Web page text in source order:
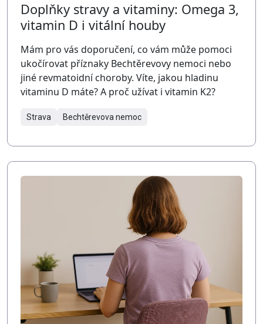
Doplňky stravy a vitaminy: Omega 3,
vitamin D i vitální houby
Mám pro vás doporučení, co vám může pomoci
ukočírovat příznaky Bechtěrevovy nemoci nebo
jiné revmatoidní choroby. Víte, jakou hladinu
vitaminu D máte? A proč užívat i vitamin K2?
Strava Bechtěrevova nemoc